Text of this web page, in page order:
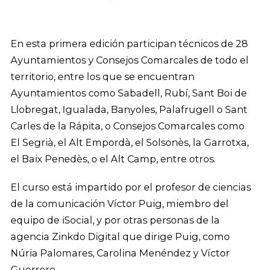
En esta primera edición participan técnicos de 28
Ayuntamientos y Consejos Comarcales de todo el
territorio, entre los que se encuentran
Ayuntamientos como Sabadell, Rubí, Sant Boi de
Llobregat, Igualada, Banyoles, Palafrugell o Sant
Carles de la Rápita, o Consejos Comarcales como
El Segrià, el Alt Empordà, el Solsonès, la Garrotxa,
el Baix Penedès, o el Alt Camp, entre otros.
El curso está impartido por el profesor de ciencias
de la comunicación Víctor Puig, miembro del
equipo de iSocial, y por otras personas de la
agencia Zinkdo Digital que dirige Puig, como
Núria Palomares, Carolina Menéndez y Víctor